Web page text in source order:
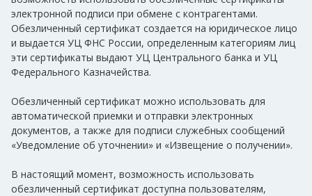
электронной подписи при обмене с контрагентами.
Обезличенный сертификат создается на юридическое лицо
и выдается УЦ ФНС России, определенным категориям лиц
эти сертификаты выдают УЦ Центрального банка и УЦ
Федерального Казначейства.
Обезличенный сертификат можно использовать для
автоматической приемки и отправки электронных
документов, а также для подписи служебных сообщений
«Уведомление об уточнении» и «Извещение о получении».
В настоящий момент, возможность использовать
обезличенный сертификат доступна пользователям,